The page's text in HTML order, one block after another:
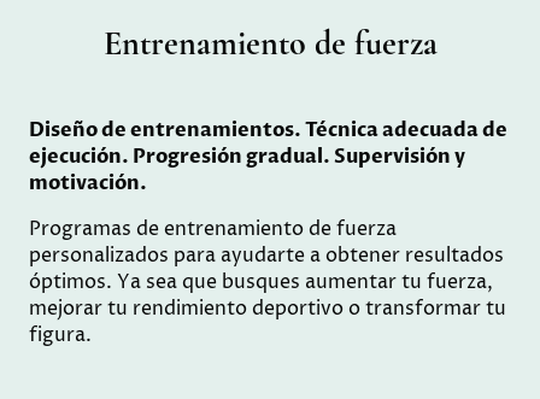
Entrenamiento de fuerza
Diseño de entrenamientos. Técnica adecuada de
ejecución. Progresión gradual. Supervisión y
motivación.
Programas de entrenamiento de fuerza
personalizados para ayudarte a obtener resultados
óptimos. Ya sea que busques aumentar tu fuerza,
mejorar tu rendimiento deportivo o transformar tu
figura.